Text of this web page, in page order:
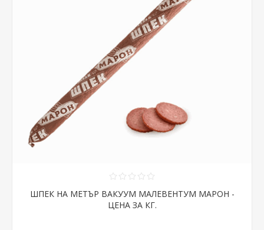
ШПЕК НА МЕТЪР ВАКУУМ МАЛЕВЕНТУМ МАРОН -
ЦЕНА ЗА КГ.